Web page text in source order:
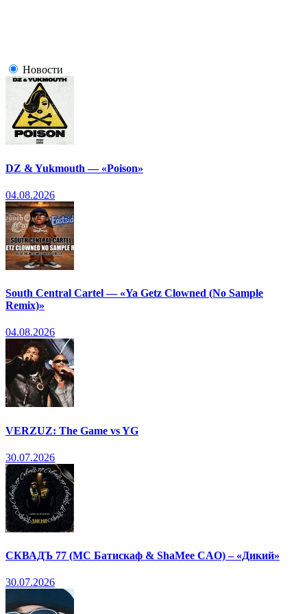
Новости
DZ & Yukmouth — «Poison»
04.08.2026
South Central Cartel — «Ya Getz Clowned (No Sample
Remix)»
04.08.2026
VERZUZ: The Game vs YG
30.07.2026
СКВАДЪ 77 (МС Батискаф & ShaMee CAO) – «Дикий»
30.07.2026